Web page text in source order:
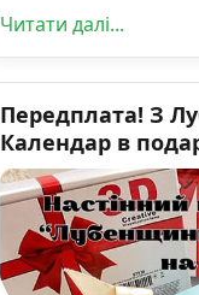
Читати далі...
Передплата! З
Календар в